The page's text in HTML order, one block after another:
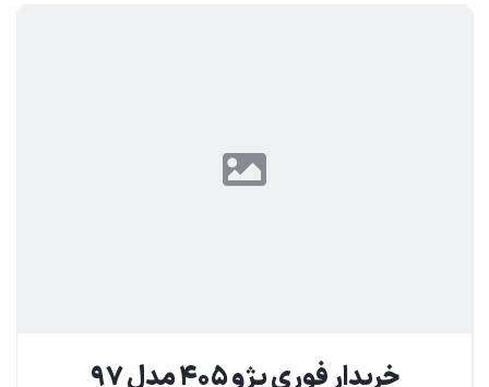
خریدار فوری پژو ۴۰۵ مدل ۹۷